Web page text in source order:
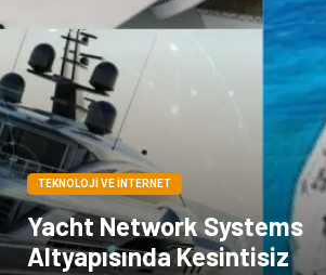
TEKNOLOJI VE İNTERNET
Yacht Network Systems
Altyapısında Kesintisiz